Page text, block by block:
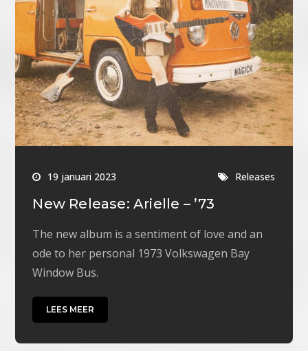
19 januari 2023 Releases
New Release: Arielle – ’73
The new album is a sentiment of love and an
ode to her personal 1973 Volkswagen Bay
Window Bus.
LEES MEER